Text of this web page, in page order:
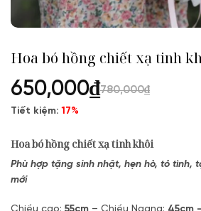
Hoa bó hồng chiết xạ tinh
650,000₫780,000₫
Tiết kiệm:17%
Hoa bó hồng chiết xạ tinh khôi
Phù hợp tặng sinh nhật, hẹn hò, tỏ tình,
mới
Chiều cao: 55cm – Chiều Ngang: 45cm